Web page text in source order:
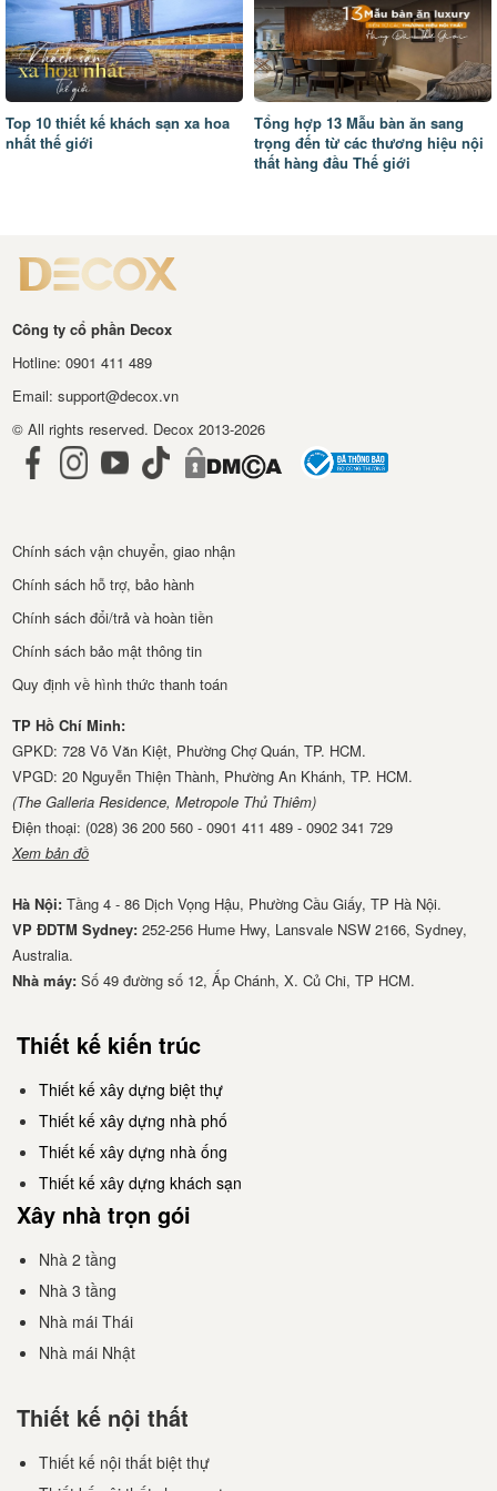
Top 10 thiết kế khách sạn xa hoa
nhất thế giới
Tổng hợp 13 Mẫu bàn ăn sang
trọng đến từ các thương hiệu nội
thất hàng đầu Thế giới
Công ty cổ phần Decox
Hotline: 0901 411 489
Email: support@decox.vn
© All rights reserved. Decox 2013-2026
Chính sách vận chuyển, giao nhận
Chính sách hỗ trợ, bảo hành
Chính sách đổi/trả và hoàn tiền
Chính sách bảo mật thông tin
Quy định về hình thức thanh toán
TP Hồ Chí Minh:
GPKD: 728 Võ Văn Kiệt, Phường Chợ Quán, TP. HCM.
VPGD: 20 Nguyễn Thiện Thành, Phường An Khánh, TP. HCM.
(The Galleria Residence, Metropole Thủ Thiêm)
Điện thoại: (028) 36 200 560 - 0901 411 489 - 0902 341 729
Xem bản đồ
Hà Nội:Tầng 4 - 86 Dịch Vọng Hậu, Phường Cầu Giấy, TP Hà Nội.
VP ĐDTM Sydney: 252-256 Hume Hwy, Lansvale NSW 2166, Sydney,
Australia.
Nhà má​y: Số 49 đường số 12, Ấp Chánh, X. Củ Chi, TP HCM.
Thiết kế kiến trúc
Thiết kế xây dựng biệt thự
Thiết kế xây dựng nhà phố
Thiết kế xây dựng nhà ống
Thiết kế xây dựng khách sạn
Xây nhà trọn gói
Nhà 2 tầng
Nhà 3 tầng
Nhà mái Thái
Nhà mái Nhật
Thiết kế nội thất
Thiết kế nội thất biệt thự